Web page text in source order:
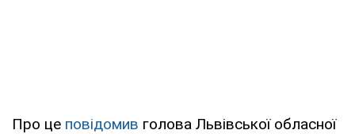
Про це повідомив голова Львівської обласної